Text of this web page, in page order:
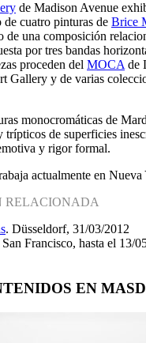
de Madison Avenue
cuatro pinturas de Brice
de una composición
por tres bandas
proceden del MOCAde
y de varias
monocromáticas de
trípticos de superficies
y rigor formal.
actualmente en Nueva
RELACIONADA
. Düsseldorf, 31/03/2012
San Francisco, hasta el 13/
EN